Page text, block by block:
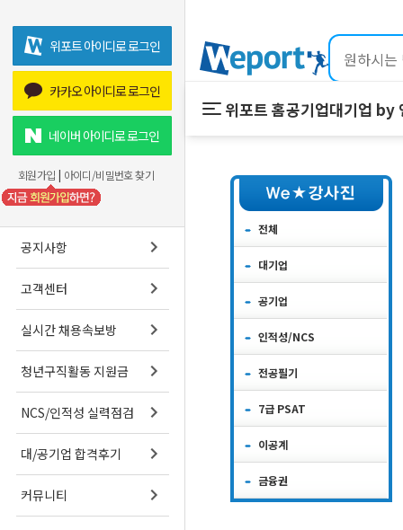
위포트 아이디로 로그인
카카오 아이디로 로그인
네이버 아이디로 로그인
회원가입 | 아이디/비밀번호 찾기
공지사항
고객센터
실시간 채용속보방
청년구직활동 지원금
NCS/인적성 실력점검
대/공기업 합격후기
커뮤니티
위포트 홈공기업대기업 by
프리패스
전체
대기업
공기업
인적성/NCS
전공필기
7급 PSAT
이공계
금융권